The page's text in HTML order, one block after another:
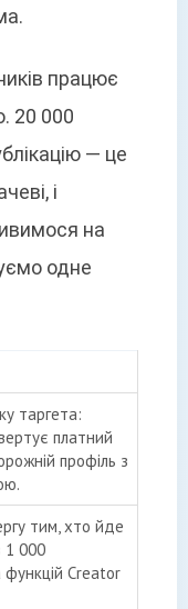
працює
20 000
— це
і
на
одне
таргета:
платний
профіль з
тим, хто йде
1 000
функцій Creator